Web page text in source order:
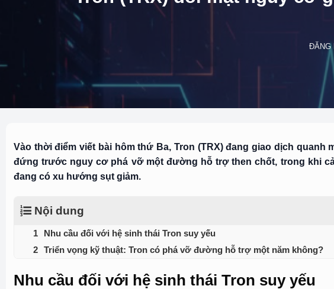
ĐĂNG
Vào thời điểm viết bài hôm thứ Ba, Tron (TRX) đang giao dịch quanh
đứng trước nguy cơ phá vỡ một đường hỗ trợ then chốt, trong khi
đang có xu hướng sụt giảm.
Nội dung
Nhu cầu đối với hệ sinh thái Tron suy yếu
Triển vọng kỹ thuật: Tron có phá vỡ đường hỗ trợ một năm không?
Nhu cầu đối với hệ sinh thái Tron suy yếu